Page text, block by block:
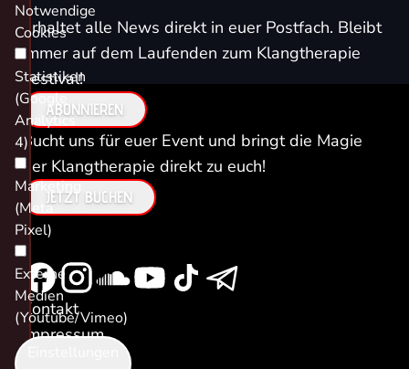
Erhaltet alle News direkt in euer Postfach. Bleibt
immer auf dem Laufenden zum Klangtherapie
Festival!
ABONNIEREN
Bucht uns für euer Event und bringt die Magie
der Klangtherapie direkt zu euch!
JETZT BUCHEN
Kontakt
Impressum
Notwendige
Cookies
Statistiken
(Google
Analytics
4)
Marketing
(Meta
Pixel)
Externe
Medien
(Youtube/Vimeo)